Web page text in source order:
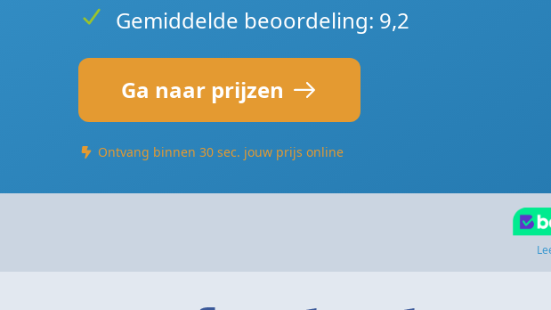
Gemiddelde beoordeling: 9,2
Ga naar prijzen
Ontvang binnen 30 sec. jouw prijs online